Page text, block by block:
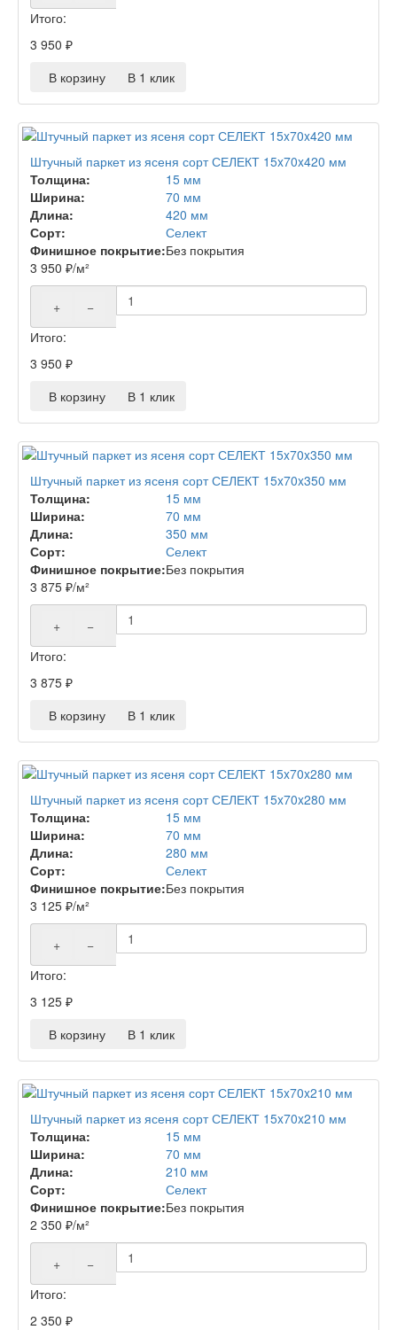
Итого:
3 950 ₽
В корзину
В 1 клик
Штучный паркет из ясеня сорт СЕЛЕКТ 15x70x420 мм
Толщина:
15 мм
Ширина:
70 мм
Длина:
420 мм
Сорт:
Селект
Финишное покрытие:Без покрытия
3 950 ₽/м²
+
−
Итого:
3 950 ₽
В корзину
В 1 клик
Штучный паркет из ясеня сорт СЕЛЕКТ 15x70x350 мм
Толщина:
15 мм
Ширина:
70 мм
Длина:
350 мм
Сорт:
Селект
Финишное покрытие:Без покрытия
3 875 ₽/м²
+
−
Итого:
3 875 ₽
В корзину
В 1 клик
Штучный паркет из ясеня сорт СЕЛЕКТ 15x70x280 мм
Толщина:
15 мм
Ширина:
70 мм
Длина:
280 мм
Сорт:
Селект
Финишное покрытие:Без покрытия
3 125 ₽/м²
+
−
Итого:
3 125 ₽
В корзину
В 1 клик
Штучный паркет из ясеня сорт СЕЛЕКТ 15x70x210 мм
Толщина:
15 мм
Ширина:
70 мм
Длина:
210 мм
Сорт:
Селект
Финишное покрытие:Без покрытия
2 350 ₽/м²
+
−
Итого:
2 350 ₽